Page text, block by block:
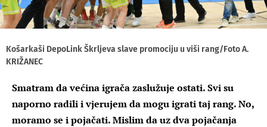
Košarkaši DepoLink Škrljeva slave promociju u viši rang/Foto A.
KRIŽANEC
Smatram da većina igrača zaslužuje ostati. Svi su
naporno radili i vjerujem da mogu igrati taj rang. No,
moramo se i pojačati. Mislim da uz dva pojačanja